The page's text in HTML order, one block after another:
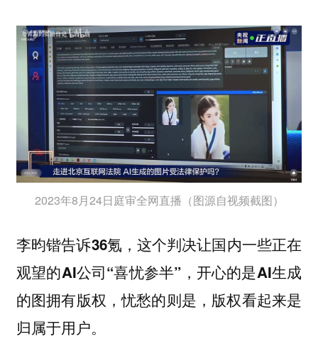
2023年8月24日庭审全网直播（图源自视频截图）
李昀锴告诉36氪，这个判决让国内一些正在
观望的AI公司“喜忧参半”，开心的是AI生成
的图拥有版权，忧愁的则是，版权看起来是
归属于用户。